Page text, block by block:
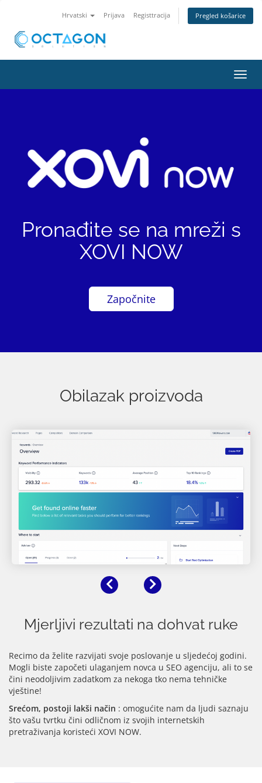
Hrvatski Prijava Registtracija Pregled košarice
Pronađite se na mreži s
XOVI NOW
Započnite
Obilazak proizvoda
PrethodniSljedeća
Mjerljivi rezultati na dohvat ruke
Recimo da želite razvijati svoje poslovanje u sljedećoj godini.
Mogli biste započeti ulaganjem novca u SEO agenciju, ali to se
čini neodoljivim zadatkom za nekoga tko nema tehničke
vještine!
Srećom, postoji lakši način : omogućite nam da ljudi saznaju
što vašu tvrtku čini odličnom iz svojih internetskih
pretraživanja koristeći XOVI NOW.